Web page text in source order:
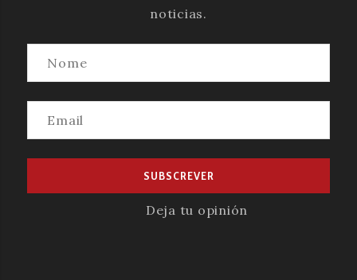
noticias.
Deja tu opinión